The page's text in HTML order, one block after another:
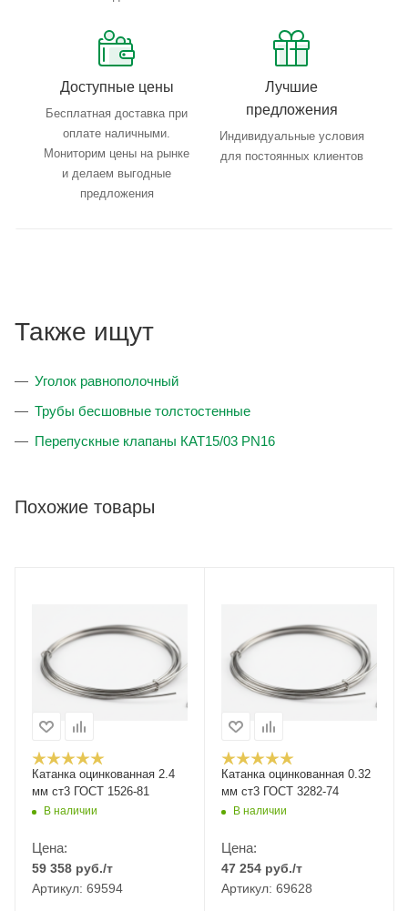
Доступные цены
Бесплатная доставка при
оплате наличными.
Мониторим цены на рынке
и делаем выгодные
предложения
Лучшие
предложения
Индивидуальные условия
для постоянных клиентов
Также ищут
Уголок равнополочный
Трубы бесшовные толстостенные
Перепускные клапаны КАТ15/03 PN16
Похожие товары
Катанка оцинкованная 2.4
мм ст3 ГОСТ 1526-81
В наличии
Цена:
59 358 руб./т
Артикул: 69594
Катанка оцинкованная 0.32
мм ст3 ГОСТ 3282-74
В наличии
Цена:
47 254 руб./т
Артикул: 69628